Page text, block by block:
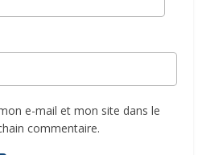
e-mail et mon site dans le
commentaire.